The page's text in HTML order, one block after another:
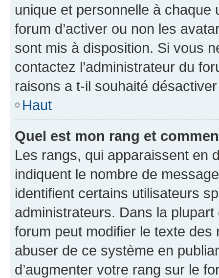
unique et personnelle à chaque
forum d’activer ou non les
sont mis à disposition. Si vous
contactez l’administrateur du
raisons a t-il souhaité
Haut
Quel est mon rang et
Les rangs, qui apparaissent en
indiquent le nombre de
identifient certains utilisateurs
administrateurs. Dans la
forum peut modifier le texte
abuser de ce système en
d’augmenter votre rang sur le